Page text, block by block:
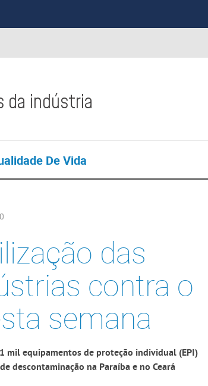
da indústria
De Vida
das
contra o
semana
mil equipamentos de proteção individual (EPI)
descontaminação na Paraíba e no Ceará